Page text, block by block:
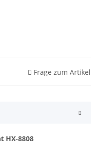
Frage zum Artikel
HX-8808